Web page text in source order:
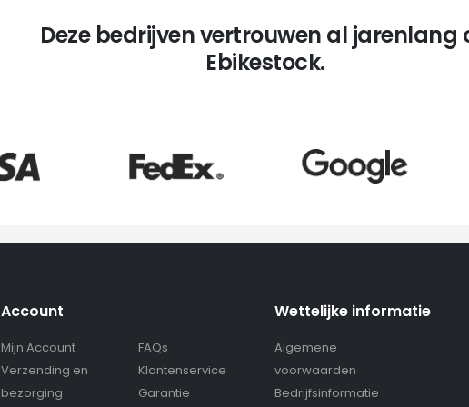
Deze bedrijven vertrouwen al jarenlang
Ebikestock.
Account
Mijn Account
Verzending en
bezorging
FAQs
Klantenservice
Garantie
Wettelijke informatie
Algemene
voorwaarden
Bedrijfsinformatie